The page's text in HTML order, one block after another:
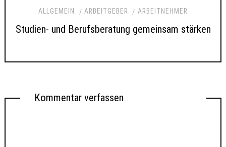
ALLGEMEIN ARBEITGEBER ARBEITNEHMER
Studien- und Berufsberatung gemeinsam stärken
Kommentar verfassen